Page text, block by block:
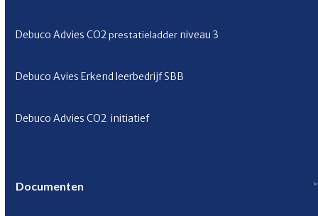
Debuco Advies CO2prestatieladder niveau 3
Debuco Avies Erkend leerbedrijf SBB
Debuco Advies CO2initiatief
Documenten